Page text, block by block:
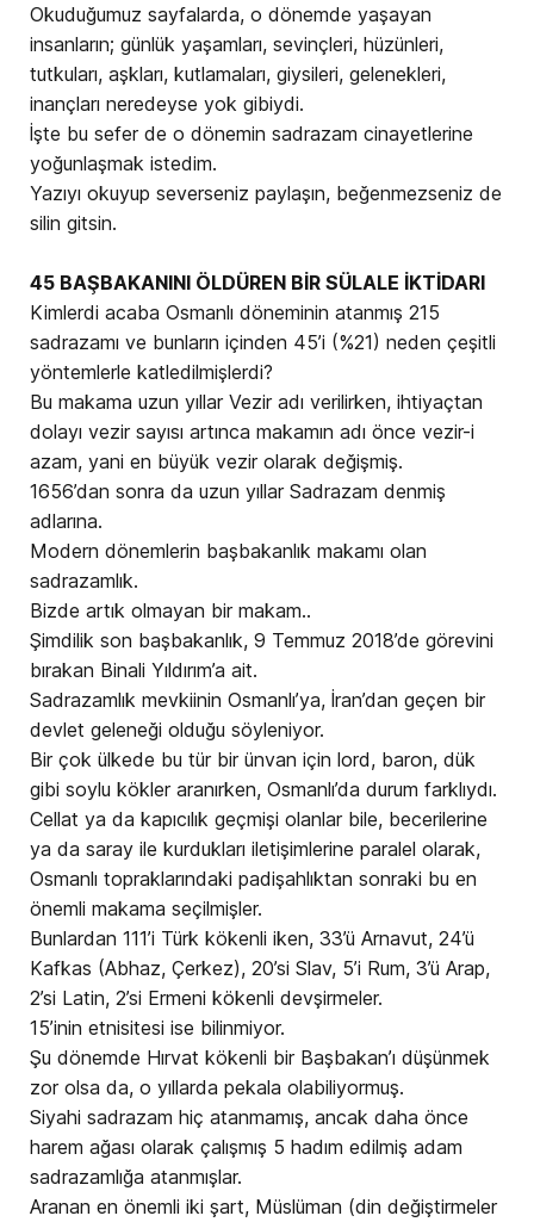
Okuduğumuz sayfalarda, o dönemde yaşayan
insanların; günlük yaşamları, sevinçleri, hüzünleri,
tutkuları, aşkları, kutlamaları, giysileri, gelenekleri,
inançları neredeyse yok gibiydi.
İşte bu sefer de o dönemin sadrazam cinayetlerine
yoğunlaşmak istedim.
Yazıyı okuyup severseniz paylaşın, beğenmezseniz de
silin gitsin.
45 BAŞBAKANINI ÖLDÜREN BİR SÜLALE İKTİDARI
Kimlerdi acaba Osmanlı döneminin atanmış 215
sadrazamı ve bunların içinden 45’i (%21) neden çeşitli
yöntemlerle katledilmişlerdi?
Bu makama uzun yıllar Vezir adı verilirken, ihtiyaçtan
dolayı vezir sayısı artınca makamın adı önce vezir-i
azam, yani en büyük vezir olarak değişmiş.
1656’dan sonra da uzun yıllar Sadrazam denmiş
adlarına.
Modern dönemlerin başbakanlık makamı olan
sadrazamlık.
Bizde artık olmayan bir makam..
Şimdilik son başbakanlık, 9 Temmuz 2018’de görevini
bırakan Binali Yıldırım’a ait.
Sadrazamlık mevkiinin Osmanlı’ya, İran’dan geçen bir
devlet geleneği olduğu söyleniyor.
Bir çok ülkede bu tür bir ünvan için lord, baron, dük
gibi soylu kökler aranırken, Osmanlı’da durum farklıydı.
Cellat ya da kapıcılık geçmişi olanlar bile, becerilerine
ya da saray ile kurdukları iletişimlerine paralel olarak,
Osmanlı topraklarındaki padişahlıktan sonraki bu en
önemli makama seçilmişler.
Bunlardan 111’i Türk kökenli iken, 33’ü Arnavut, 24’ü
Kafkas (Abhaz, Çerkez), 20’si Slav, 5’i Rum, 3’ü Arap,
2’si Latin, 2’si Ermeni kökenli devşirmeler.
15’inin etnisitesi ise bilinmiyor.
Şu dönemde Hırvat kökenli bir Başbakan’ı düşünmek
zor olsa da, o yıllarda pekala olabiliyormuş.
Siyahi sadrazam hiç atanmamış, ancak daha önce
harem ağası olarak çalışmış 5 hadım edilmiş adam
sadrazamlığa atanmışlar.
Aranan en önemli iki şart, Müslüman (din değiştirmeler